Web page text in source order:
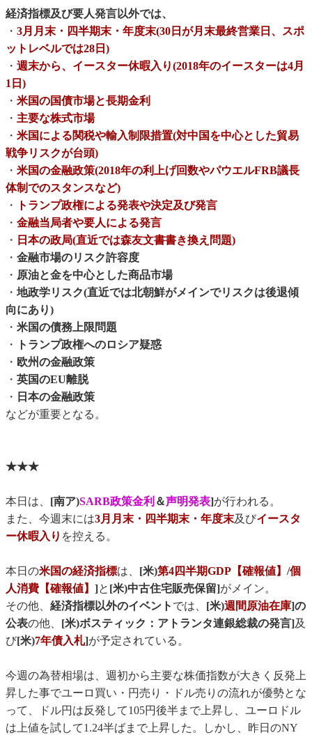
経済指標及び要人発言以外では、
・ 3月月末・四半期末・年度末(30日が月末最終営業日、スポ
ットレベルでは28日)
・ 週末から、イースター休暇入り(2018年のイースターは4月
1日)
・ 米国の国債市場と長期金利
・ 主要な株式市場
・ 米国による関税や輸入制限措置(対中国を中心とした貿易
戦争リスクが台頭)
・ 米国の金融政策(2018年の利上げ回数やパウエルFRB議長
体制でのスタンスなど)
・
トランプ政権による発表や決定及び発言
・ 金融当局者や要人による発言
・ 日本の政局(直近では森友文書書き換え問題)
・ 金融市場のリスク許容度
・ 原油と金を中心とした商品市場
・ 地政学リスク(直近では北朝鮮がメインでリスクは後退傾
向にあり)
・ 米国の債務上限問題
・
トランプ政権へのロシア疑惑
・ 欧州の金融政策
・ 英国のEU離脱
・ 日本の金融政策
などが重要となる。
★★★
本日は、 [南ア)SARB政策金利 ＆声明発表]が行われる。
また、今週末には3月月末・四半期末・年度末及びイースタ
ー休暇入り を控える。
本日の米国の経済指標は、 [米)第4四半期GDP【確報値】 /個
人消費【確報値】 ]と [米)中古住宅販売保留]がメイン。
その他、 経済指標以外のイベント では、 [米)週間原油在庫]の
公表の他、 [米)ボスティック：アトランタ連銀総裁の発言]及
び[米)7年債入札]が予定されている。
今週の為替相場は、週初から主要な株価指数が大きく反発上
昇した事でユーロ買い・円売り・ドル売りの流れが優勢とな
って、ドル円は反発して105円後半まで上昇し、ユーロドル
は上値を試して1.24半ばまで上昇した。しかし、昨日のNY